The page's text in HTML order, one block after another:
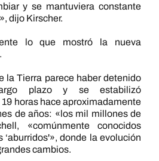
y se mantuviera constante
dijo Kirscher.
lo que mostró la nueva
la Tierra parece haber detenido
plazo y se estabilizó
horas hace aproximadamente
de años: «los mil millones de
«comúnmente conocidos
donde la evolución
cambios.